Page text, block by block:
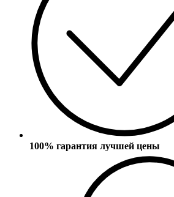
100% гарантия лучшей цены